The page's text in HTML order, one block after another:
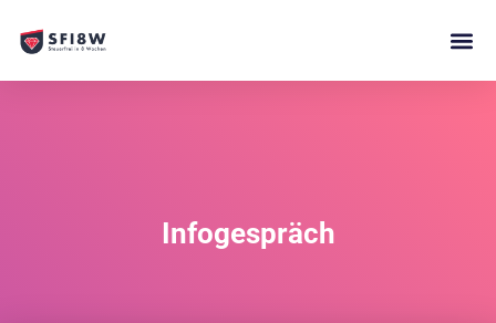
Infogespräch